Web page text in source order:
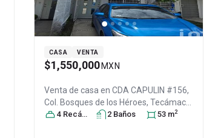
CASA VENTA
$1,550,000 MXN
Venta de casa enCDA CAPULIN #156,
Col. Bosques de los Héroes,Tecámac
México, México , C.P. 55767 , ID:
4 Recámara s 2 Baños 53 m2